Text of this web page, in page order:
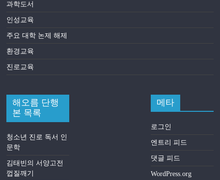
과학도서
인성교육
주요 대학 논제 해제
환경교육
진로교육
해오름 단행
본 목록
청소년 진로 독서 인
문학
김태빈의 서양고전
껍질깨기
메타
로그인
엔트리 피드
댓글 피드
WordPress.org